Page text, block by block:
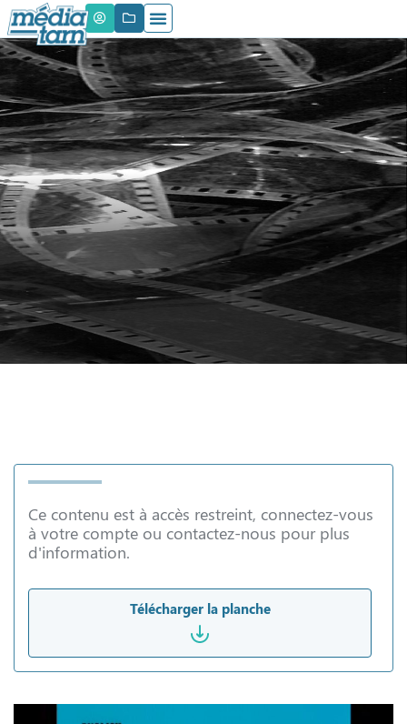
Ce contenu est à accès restreint, connectez-vous
à votre compte ou contactez-nous pour plus
d'information.
Télécharger la planche